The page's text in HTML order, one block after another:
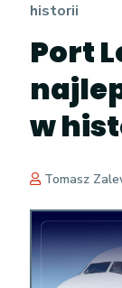
historii
Port
w
Tomasz